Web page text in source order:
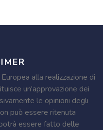
alla realizzazione di
un'approvazione dei
le opinioni degli
può essere ritenuta
essere fatto delle